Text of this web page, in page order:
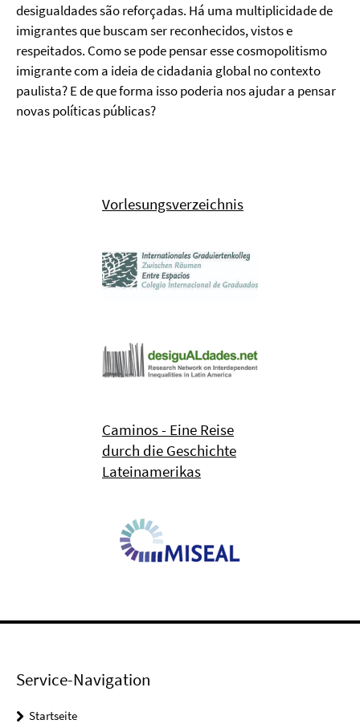
desigualdades são reforçadas. Há uma multiplicidade de
imigrantes que buscam ser reconhecidos, vistos e
respeitados. Como se pode pensar esse cosmopolitismo
imigrante com a ideia de cidadania global no contexto
paulista? E de que forma isso poderia nos ajudar a pensar
novas políticas públicas?
Vorlesungsverzeichnis
Caminos - Eine Reise
durch die Geschichte
Lateinamerikas
Service-Navigation
Startseite